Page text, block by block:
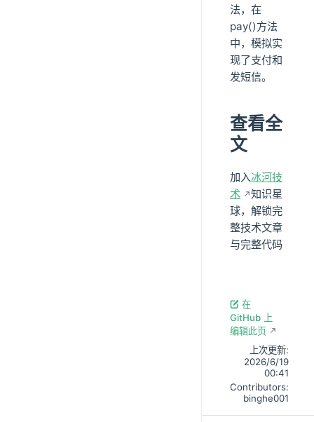
法，在
pay()方法
中，模拟实
现了支付和
发短信。
查看全
文
加入冰河技
术
知识星
球，解锁完
整技术文章
与完整代码
在
GitHub 上
编辑此页
上次更新:
2026/6/19
00:41
Contributors:
binghe001